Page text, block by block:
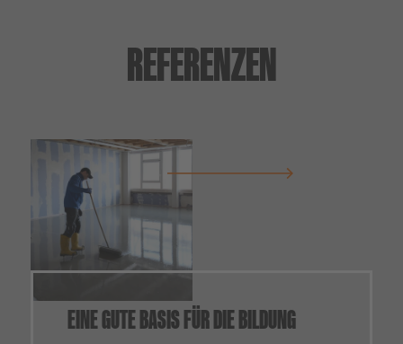
REFERENZEN
EINE GUTE BASIS FÜR DIE BILDUNG